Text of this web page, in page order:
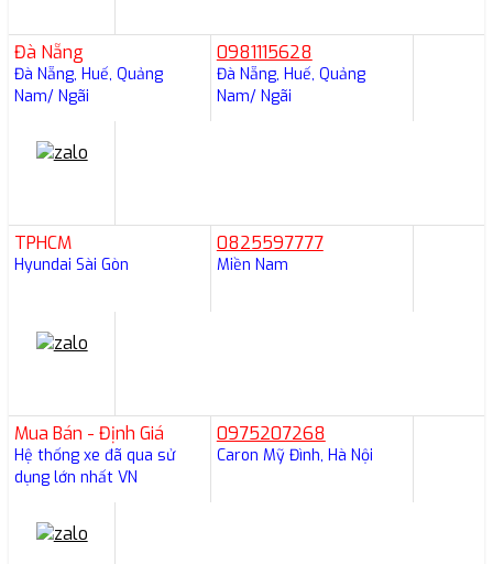
Đà Nẵng
Đà Nẵng, Huế, Quảng
Nam/ Ngãi
0981115628
Đà Nẵng, Huế, Quảng
Nam/ Ngãi
TPHCM
Hyundai Sài Gòn
0825597777
Miền Nam
Mua Bán - Định Giá
Hệ thống xe đã qua sử
dụng lớn nhất VN
0975207268
Caron Mỹ Đình, Hà Nội